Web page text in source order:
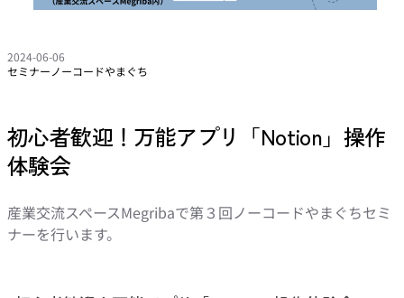
2024-06-06
セミナー ノーコードやまぐち
初心者歓迎！万能アプリ「Notion」操作
体験会
産業交流スペースMegribaで第３回ノーコードやまぐちセミ
ナーを行います。